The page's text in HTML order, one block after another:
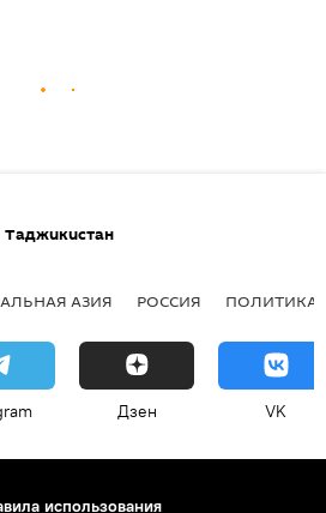
Таджикистан
АЗИЯ РОССИЯ ПОЛИТИКА
Дзен VK
использования